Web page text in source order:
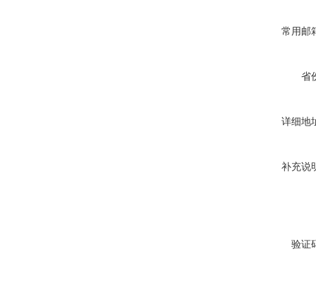
常用邮
省
详细地
补充说
验证